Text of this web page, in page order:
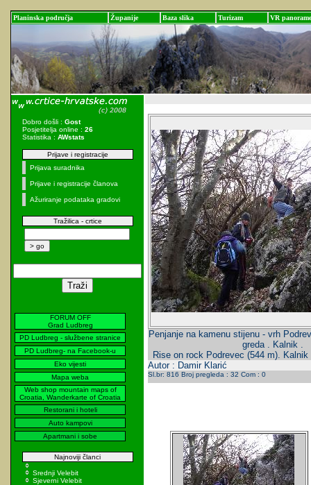
Planinska područja Županije Baza slika Turizam VR panorame
Dobro došli : Gost
Posjetitelja online : 26
Statistika : AWstats
Prijave i registracije
Prijava suradnika
Prijave i registracije članova
Ažuriranje podataka gradovi
Tražilica - crtice
FORUM OFF
Grad Ludbreg
PD Ludbreg - službene stranice
PD Ludbreg- na Facebook-u
Eko vijesti
Mapa weba
Web shop mountain maps of
Croatia, Wanderkarte of Croatia
Restorani i hoteli
Auto kampovi
Apartmani i sobe
Najnoviji članci
Srednji Velebit
Sjeverni Velebit
Penjanje na kamenu stijenu - vrh
greda . Kalnik .
Rise on rock Podrevec (544 m).
Autor : Damir Klarić
Sl.br: 816 Broj pregleda : 32 Com : 0